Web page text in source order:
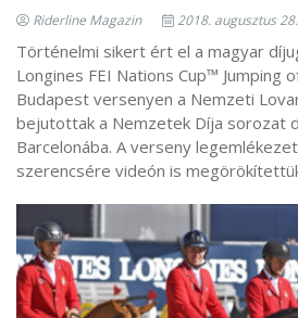
Riderline Magazin 2018. augusztus 28.
Történelmi sikert ért el a magyar
Longines FEI Nations Cup™ Jumping
Budapest versenyen a Nemzeti
bejutottak a Nemzetek Díja sorozat
Barcelonába. A verseny
szerencsére videón is